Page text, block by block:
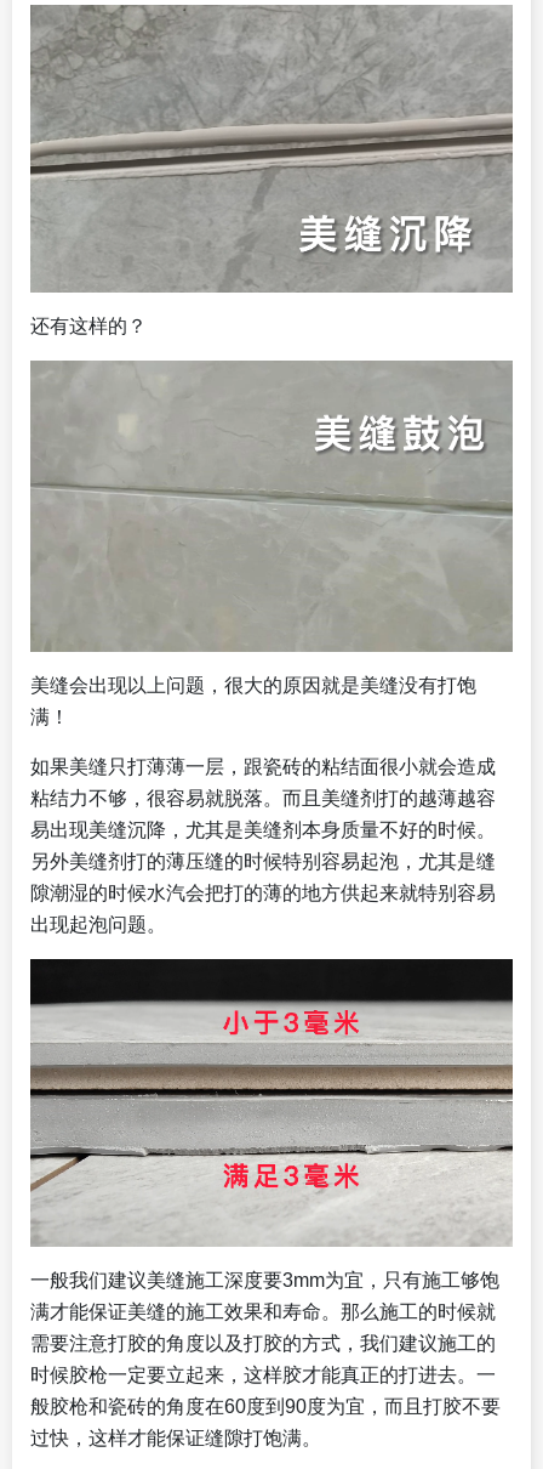
还有这样的？
美缝会出现以上问题，很大的原因就是美缝没有打饱
满！
如果美缝只打薄薄一层，跟瓷砖的粘结面很小就会造成
粘结力不够，很容易就脱落。而且美缝剂打的越薄越容
易出现美缝沉降，尤其是美缝剂本身质量不好的时候。
另外美缝剂打的薄压缝的时候特别容易起泡，尤其是缝
隙潮湿的时候水汽会把打的薄的地方供起来就特别容易
出现起泡问题。
一般我们建议美缝施工深度要3mm为宜，只有施工够饱
满才能保证美缝的施工效果和寿命。那么施工的时候就
需要注意打胶的角度以及打胶的方式，我们建议施工的
时候胶枪一定要立起来，这样胶才能真正的打进去。一
般胶枪和瓷砖的角度在60度到90度为宜，而且打胶不要
过快，这样才能保证缝隙打饱满。